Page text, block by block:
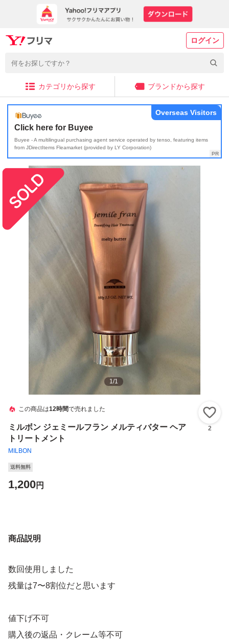
ログイン
カテゴリから探す ブランドから探す
Click here for Buyee
Buyee - A multilingual purchasing agent service operated by tenso, featuring items
from JDirectItems Fleamarket (provided by LY Corporation)
Overseas Visitors
1/1
この商品は12時間で売れました
ミルボン ジェミールフラン メルティバター ヘア
トリートメント
MILBON
2
送料無料
1,200円
商品説明
数回使用しました
残量は7〜8割位だと思います
値下げ不可
購入後の返品・クレーム等不可